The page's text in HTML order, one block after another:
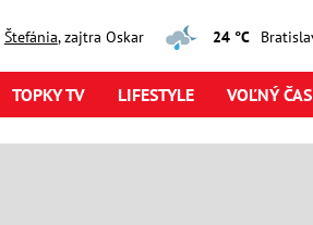
Štefánia, zajtra Oskar 24 °C
TOPKY TV LIFESTYLE VOĽNÝ ČAS